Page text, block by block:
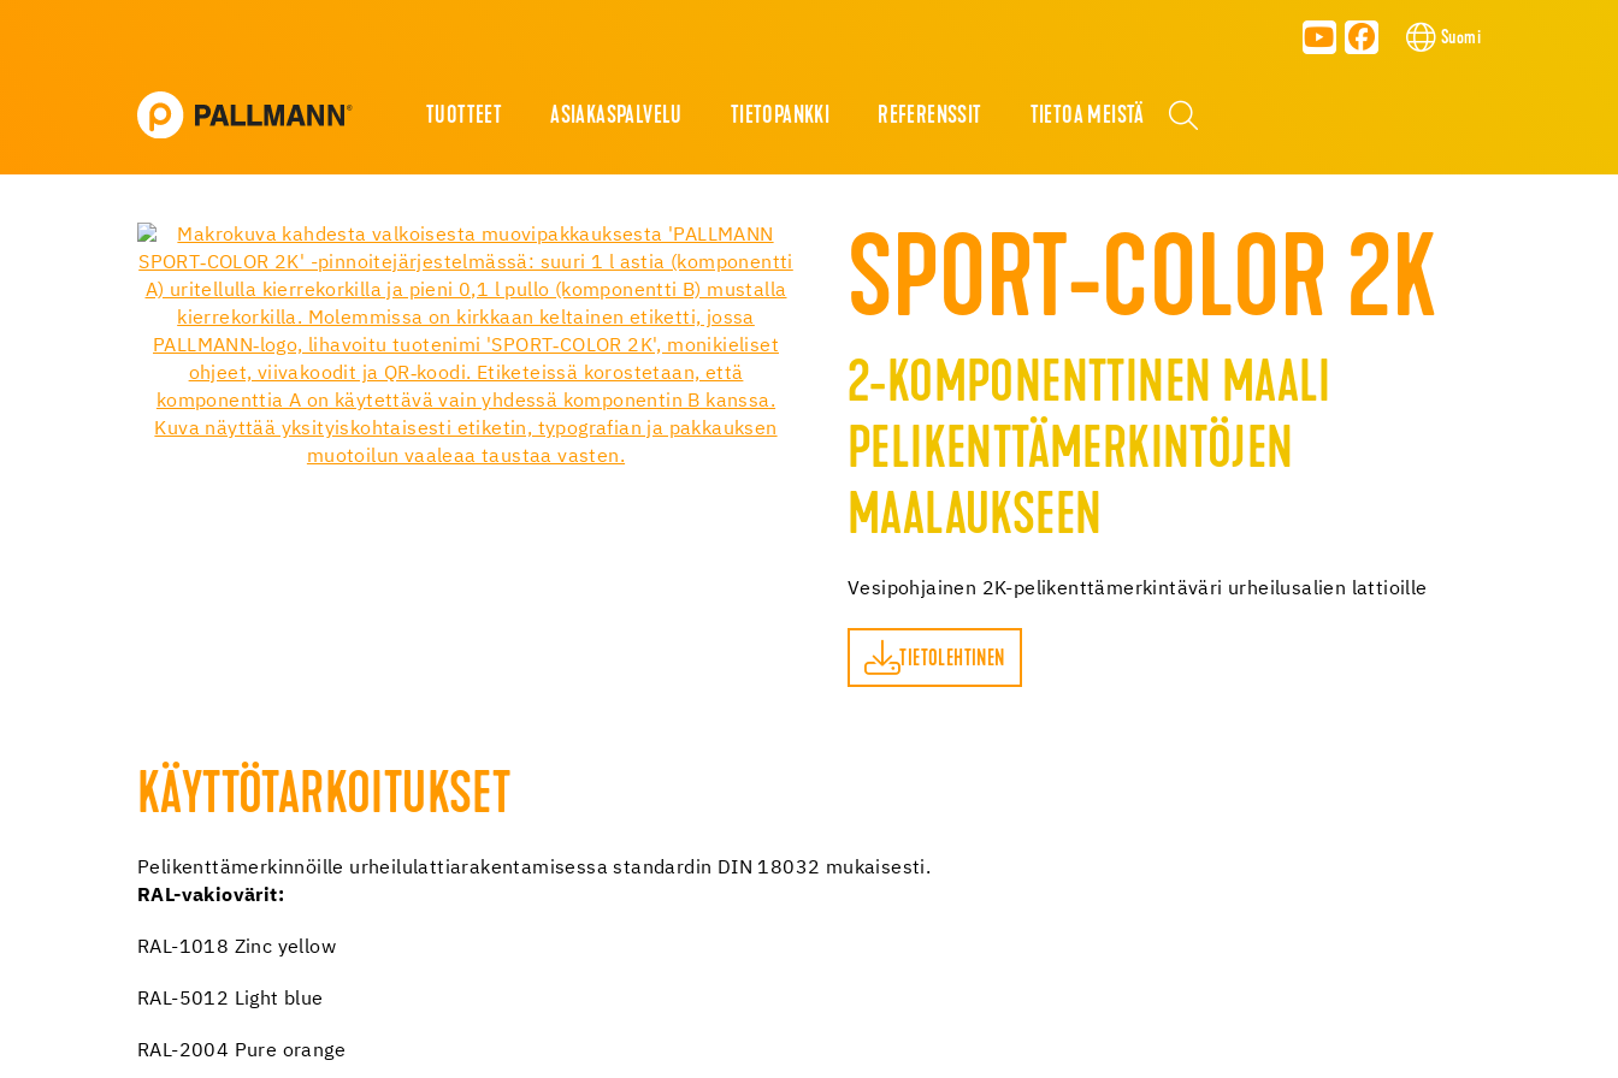
Suomi
TUOTTEET ASIAKASPALVELU TIETOPANKKI REFERENSSIT TIETOA MEISTÄ
SPORT-COLOR 2K
2-KOMPONENTTINEN MAALI
PELIKENTTÄMERKINTÖJEN
MAALAUKSEEN
Vesipohjainen 2K-pelikenttämerkintäväri urheilusalien lattioille
TIETOLEHTINEN
KÄYTTÖTARKOITUKSET
Pelikenttämerkinnöille urheilulattiarakentamisessa standardin DIN 18032 mukaisesti.
RAL-vakiovärit:
RAL-1018 Zinc yellow
RAL-5012 Light blue
RAL-2004 Pure orange